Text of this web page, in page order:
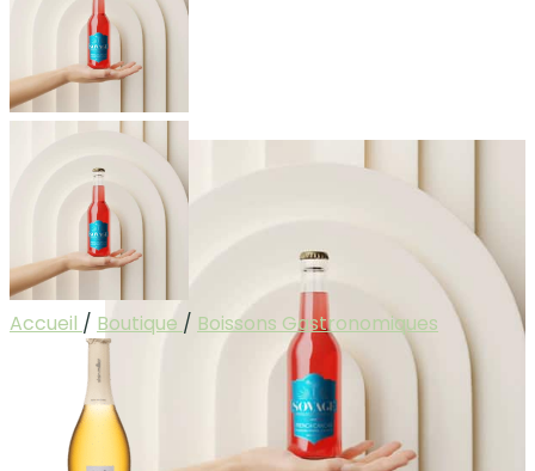
Accueil / Boutique / Boissons Gastronomiques